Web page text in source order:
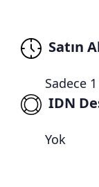
Satın
Sadece
IDN
Yok